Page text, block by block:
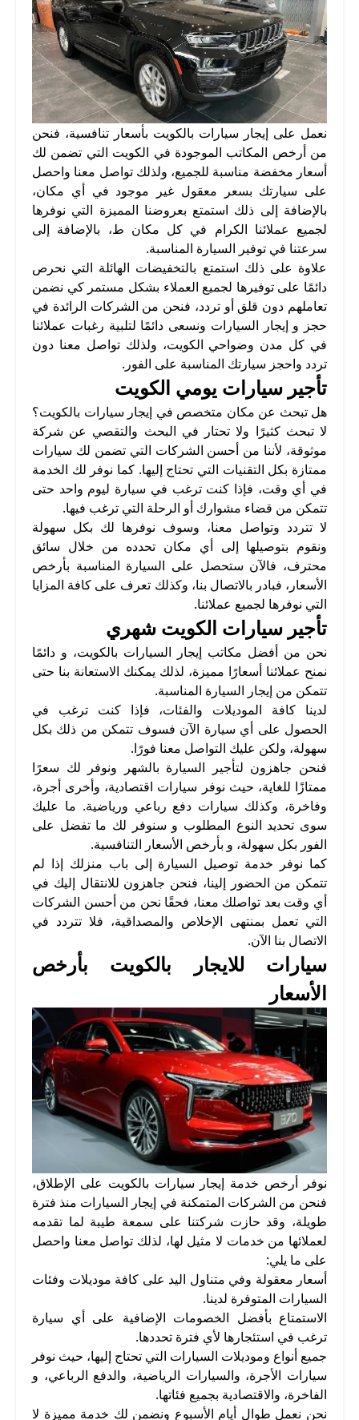
نعمل على إيجار سيارات بالكويت بأسعار تنافسية، فنحن
من أرخص المكاتب الموجودة في الكويت التي تضمن لك
أسعار مخفضة مناسبة للجميع، ولذلك تواصل معنا واحصل
على سيارتك بسعر معقول غير موجود في أي مكان،
بالإضافة إلى ذلك استمتع بعروضنا المميزة التي نوفرها
لجميع عملائنا الكرام في كل مكان ط، بالإضافة إلى
سرعتنا في توفير السيارة المناسبة.
علاوة على ذلك استمتع بالتخفيضات الهائلة التي نحرص
دائمًا على توفيرها لجميع العملاء بشكل مستمر كي نضمن
تعاملهم دون قلق أو تردد، فنحن من الشركات الرائدة في
حجز و إيجار السيارات ونسعى دائمًا لتلبية رغبات عملائنا
في كل مدن وضواحي الكويت، ولذلك تواصل معنا دون
تردد واحجز سيارتك المناسبة على الفور.
تأجير سيارات يومي الكويت
هل تبحث عن مكان متخصص في إيجار سيارات بالكويت؟
لا تبحث كثيرًا ولا تحتار في البحث والتقصي عن شركة
موثوقة، لأننا من أحسن الشركات التي تضمن لك سيارات
ممتازة بكل التقنيات التي تحتاج إليها. كما نوفر لك الخدمة
في أي وقت، فإذا كنت ترغب في سيارة ليوم واحد حتى
تتمكن من قضاء مشوارك أو الرحلة التي ترغب فيها.
لا تتردد وتواصل معنا، وسوف نوفرها لك بكل سهولة
ونقوم بتوصيلها إلى أي مكان تحدده من خلال سائق
محترف، فالآن ستحصل على السيارة المناسبة بأرخص
الأسعار، فبادر بالاتصال بنا، وكذلك تعرف على كافة المزايا
التي نوفرها لجميع عملائنا.
تأجير سيارات الكويت شهري
نحن من أفضل مكاتب إيجار السيارات بالكويت، و دائمًا
نمنح عملائنا أسعارًا مميزة، لذلك يمكنك الاستعانة بنا حتى
تتمكن من إيجار السيارة المناسبة.
لدينا كافة الموديلات والفئات، فإذا كنت ترغب في
الحصول على أي سيارة الآن فسوف تتمكن من ذلك بكل
سهولة، ولكن عليك التواصل معنا فورًا.
فنحن جاهزون لتأجير السيارة بالشهر ونوفر لك سعرًا
ممتازًا للغاية، حيث نوفر سيارات اقتصادية، وأخرى أجرة،
وفاخرة، وكذلك سيارات دفع رباعي ورياضية. ما عليك
سوى تحديد النوع المطلوب و سنوفر لك ما تفضل على
الفور بكل سهولة، و بأرخص الأسعار التنافسية.
كما نوفر خدمة توصيل السيارة إلى باب منزلك إذا لم
تتمكن من الحضور إلينا، فنحن جاهزون للانتقال إليك في
أي وقت بعد تواصلك معنا، فحقًا نحن من أحسن الشركات
التي تعمل بمنتهى الإخلاص والمصداقية، فلا تتردد في
الاتصال بنا الآن.
سيارات للايجار بالكويت بأرخص
الأسعار
نوفر أرخص خدمة إيجار سيارات بالكويت على الإطلاق،
فنحن من الشركات المتمكنة في إيجار السيارات منذ فترة
طويلة، وقد حازت شركتنا على سمعة طيبة لما تقدمه
لعملائها من خدمات لا مثيل لها، لذلك تواصل معنا واحصل
على ما يلي:
أسعار معقولة وفي متناول اليد على كافة موديلات وفئات
السيارات المتوفرة لدينا.
الاستمتاع بأفضل الخصومات الإضافية على أي سيارة
ترغب في استئجارها لأي فترة تحددها.
جميع أنواع وموديلات السيارات التي تحتاج إليها، حيث نوفر
سيارات الأجرة، والسيارات الرياضية، والدفع الرباعي، و
الفاخرة، والاقتصادية بجميع فئاتها.
نحن نعمل طوال أيام الأسبوع ونضمن لك خدمة مميزة لا